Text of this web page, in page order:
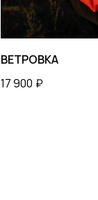
ВЕТРОВКА
17 900 ₽